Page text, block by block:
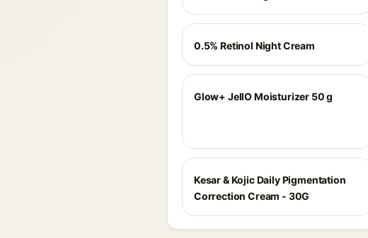
0.5% Retinol Night Cream
Glow+ JellO Moisturizer 50 g
Kesar & Kojic Daily Pigmentation
Correction Cream - 30G